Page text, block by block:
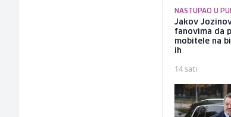
NASTUPAO U
Jakov
fanovima da
mobitele na
ih
14 sati